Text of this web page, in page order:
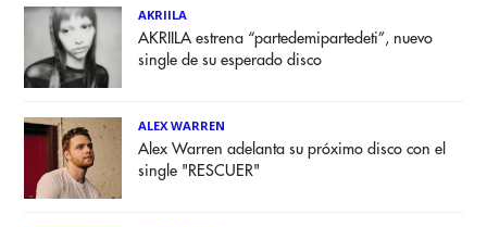
AKRIILA
AKRIILA estrena “partedemipartedeti”, nuevo
single de su esperado disco
ALEX WARREN
Alex Warren adelanta su próximo disco con el
single "RESCUER"